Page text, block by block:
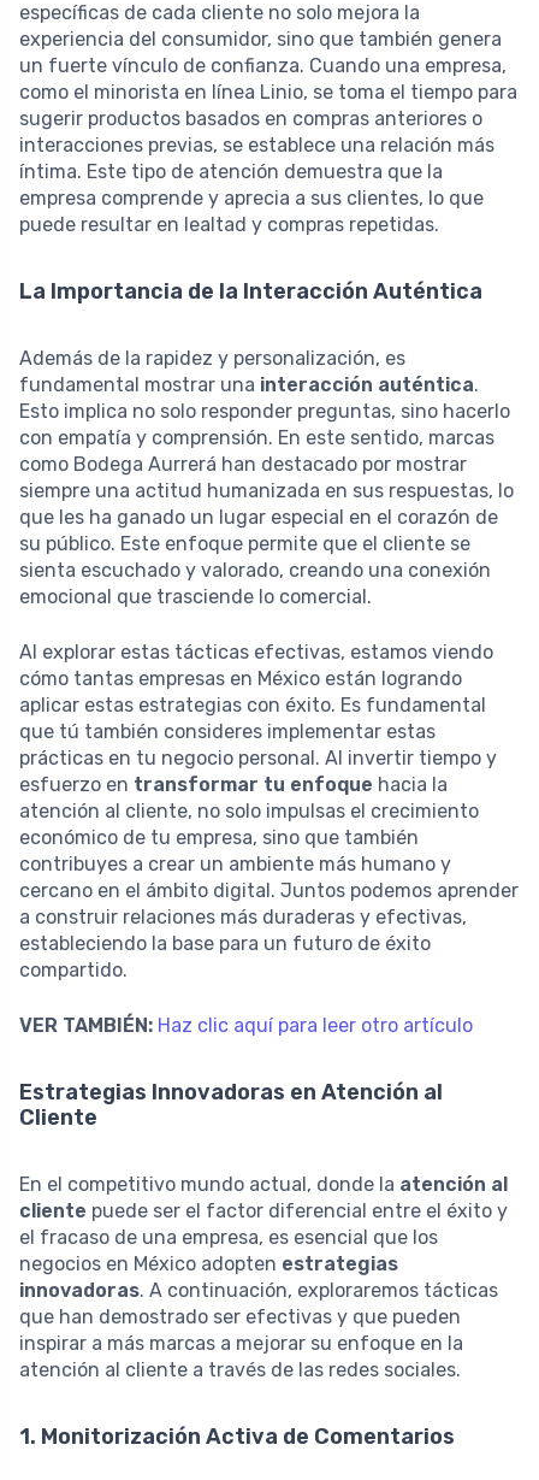
específicas de cada cliente no solo mejora la
experiencia del consumidor, sino que también genera
un fuerte vínculo de confianza. Cuando una empresa,
como el minorista en línea Linio, se toma el tiempo para
sugerir productos basados en compras anteriores o
interacciones previas, se establece una relación más
íntima. Este tipo de atención demuestra que la
empresa comprende y aprecia a sus clientes, lo que
puede resultar en lealtad y compras repetidas.
La Importancia de la Interacción Auténtica
Además de la rapidez y personalización, es
fundamental mostrar una interacción auténtica.
Esto implica no solo responder preguntas, sino hacerlo
con empatía y comprensión. En este sentido, marcas
como Bodega Aurrerá han destacado por mostrar
siempre una actitud humanizada en sus respuestas, lo
que les ha ganado un lugar especial en el corazón de
su público. Este enfoque permite que el cliente se
sienta escuchado y valorado, creando una conexión
emocional que trasciende lo comercial.
Al explorar estas tácticas efectivas, estamos viendo
cómo tantas empresas en México están logrando
aplicar estas estrategias con éxito. Es fundamental
que tú también consideres implementar estas
prácticas en tu negocio personal. Al invertir tiempo y
esfuerzo en transformar tu enfoque hacia la
atención al cliente, no solo impulsas el crecimiento
económico de tu empresa, sino que también
contribuyes a crear un ambiente más humano y
cercano en el ámbito digital. Juntos podemos aprender
a construir relaciones más duraderas y efectivas,
estableciendo la base para un futuro de éxito
compartido.
VER TAMBIÉN: Haz clic aquí para leer otro artículo
Estrategias Innovadoras en Atención al
Cliente
En el competitivo mundo actual, donde la atención al
cliente puede ser el factor diferencial entre el éxito y
el fracaso de una empresa, es esencial que los
negocios en México adopten estrategias
innovadoras. A continuación, exploraremos tácticas
que han demostrado ser efectivas y que pueden
inspirar a más marcas a mejorar su enfoque en la
atención al cliente a través de las redes sociales.
1. Monitorización Activa de Comentarios